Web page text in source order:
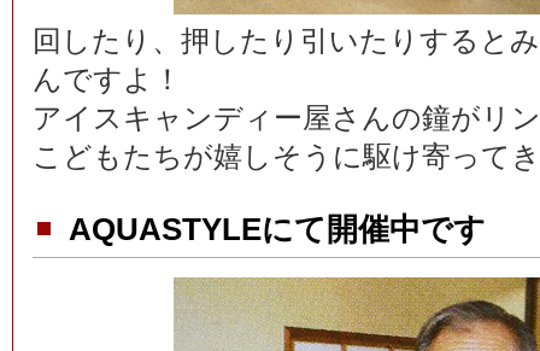
回したり、押したり引いたりすると
んですよ！
アイスキャンディー屋さんの鐘がリ
こどもたちが嬉しそうに駆け寄って
AQUASTYLEにて開催中です